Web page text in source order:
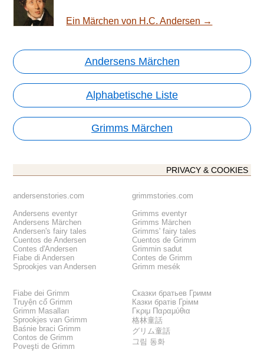
Ein Märchen von H.C. Andersen →
Andersens Märchen
Alphabetische Liste
Grimms Märchen
PRIVACY & COOKIES
andersenstories.com
Andersens eventyr
Andersens Märchen
Andersen's fairy tales
Cuentos de Andersen
Contes d'Andersen
Fiabe di Andersen
Sprookjes van Andersen
grimmstories.com
Grimms eventyr
Grimms Märchen
Grimms' fairy tales
Cuentos de Grimm
Grimmin sadut
Contes de Grimm
Grimm mesék
Fiabe dei Grimm
Truyện cổ Grimm
Grimm Masalları
Sprookjes van Grimm
Baśnie braci Grimm
Contos de Grimm
Poveşti de Grimm
Сказки братьев Гримм
Казки братів Грімм
Γκριμ Παραμύθια
格林童話
グリム童話
그림 동화